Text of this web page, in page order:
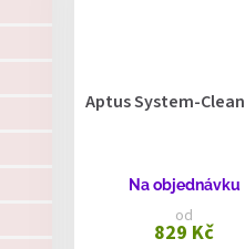
Aptus System-Clean
Na objednávku
od
829 Kč